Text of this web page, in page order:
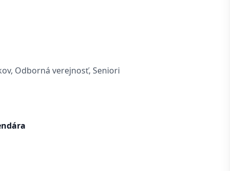
Odborná verejnosť, Seniori